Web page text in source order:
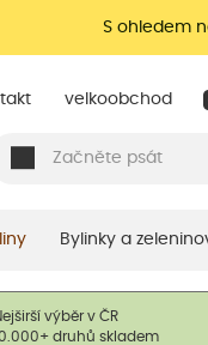
S ohledem
velkoobchod
Bylinky a
výběr v ČR
druhů skladem
reprezentovat prodávané
a bez listů. Rostliny